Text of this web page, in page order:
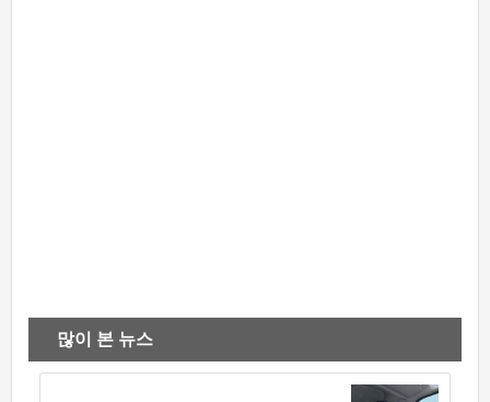
많이 본 뉴스